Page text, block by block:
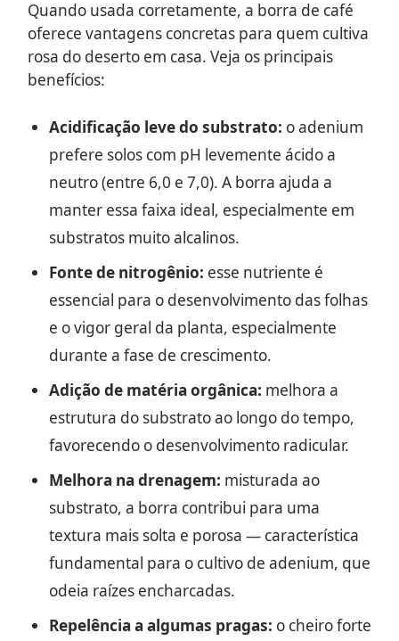
Quando usada corretamente, a borra de café
oferece vantagens concretas para quem cultiva
rosa do deserto em casa. Veja os principais
benefícios:
Acidificação leve do substrato: o adenium
prefere solos com pH levemente ácido a
neutro (entre 6,0 e 7,0). A borra ajuda a
manter essa faixa ideal, especialmente em
substratos muito alcalinos.
Fonte de nitrogênio: esse nutriente é
essencial para o desenvolvimento das folhas
e o vigor geral da planta, especialmente
durante a fase de crescimento.
Adição de matéria orgânica: melhora a
estrutura do substrato ao longo do tempo,
favorecendo o desenvolvimento radicular.
Melhora na drenagem: misturada ao
substrato, a borra contribui para uma
textura mais solta e porosa — característica
fundamental para o cultivo de adenium, que
odeia raízes encharcadas.
Repelência a algumas pragas: o cheiro forte